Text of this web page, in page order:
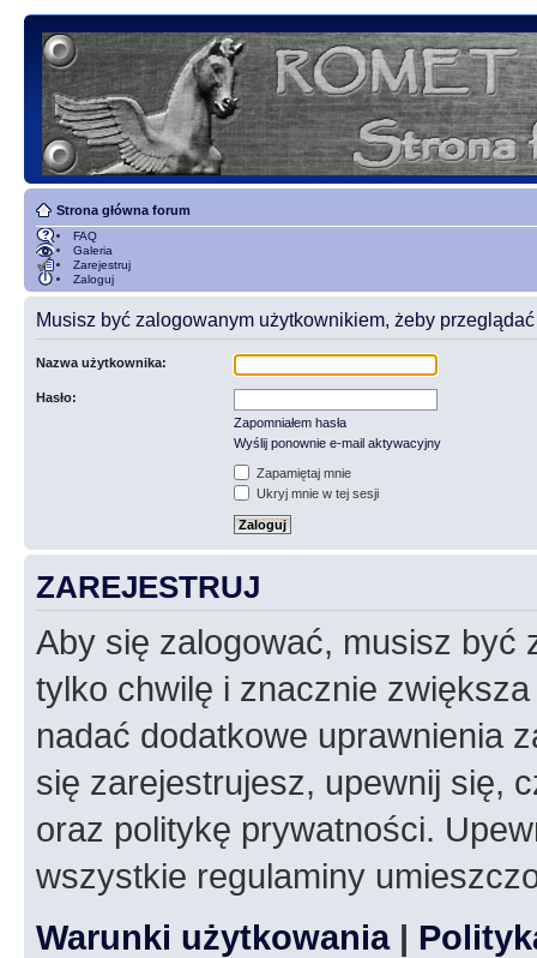
Strona główna forum
FAQ
Galeria
Zarejestruj
Zaloguj
Musisz być zalogowanym użytkownikiem, żeby przeglądać
Nazwa użytkownika:
Hasło:
Zapomniałem hasła
Wyślij ponownie e-mail aktywacyjny
Zapamiętaj mnie
Ukryj mnie w tej sesji
ZAREJESTRUJ
Aby się zalogować, musisz być
tylko chwilę i znacznie
nadać dodatkowe uprawnienia
się zarejestrujesz, upewnij się,
oraz politykę prywatności.
wszystkie regulaminy
Warunki użytkowania|